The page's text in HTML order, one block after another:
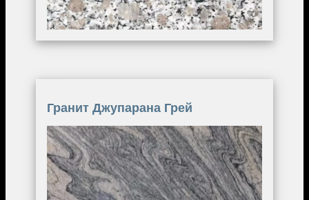
Гранит Джупарана Грей
Image